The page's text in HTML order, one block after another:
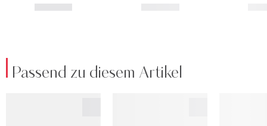
Passend zu diesem Artikel